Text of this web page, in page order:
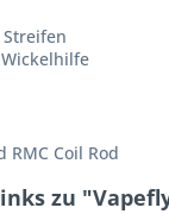
Coil Rod
zu